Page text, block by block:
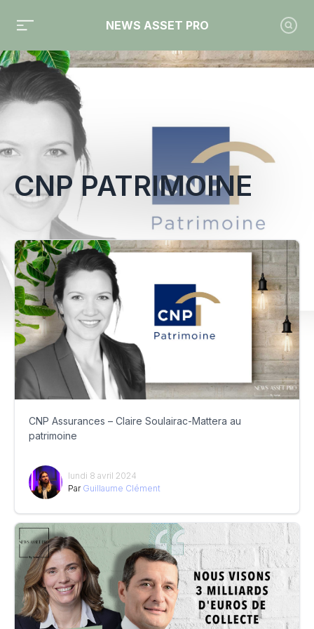
NEWS ASSET PRO
Toute l'actualité sur le tag "CNP Patrimoine"
CNP PATRIMOINE
CNP Assurances – Claire Soulairac-Mattera au
patrimoine
lundi 8 avril 2024
Par Guillaume Clément